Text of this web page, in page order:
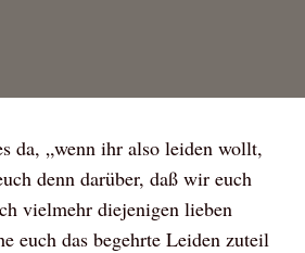
da, „wenn ihr also leiden wollt,
denn darüber, daß wir euch
vielmehr diejenigen lieben
euch das begehrte Leiden zuteil